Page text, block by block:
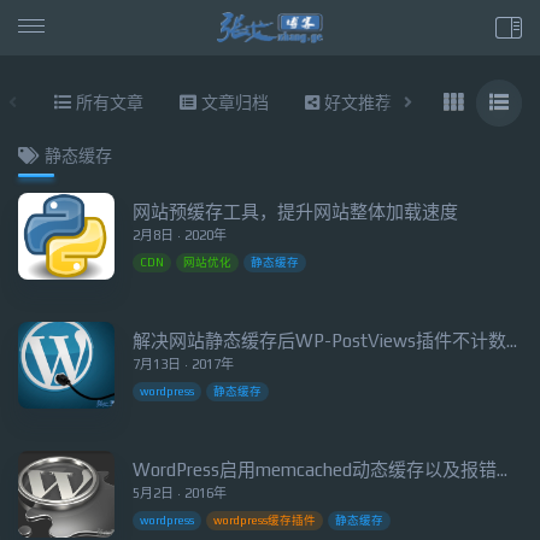
所有文章 文章归档 好文推荐 东拉西扯
静态缓存
2月8日 · 2020年
网站预缓存工具，提升网站整体加载速度
CDN 网站优化 静态缓存
7月13日 · 2017年
解决网站静态缓存后WP-PostViews插件不计数的问题
wordpress 静态缓存
5月2日 · 2016年
WordPress启用memcached动态缓存以及报错解决
wordpress wordpress缓存插件 静态缓存